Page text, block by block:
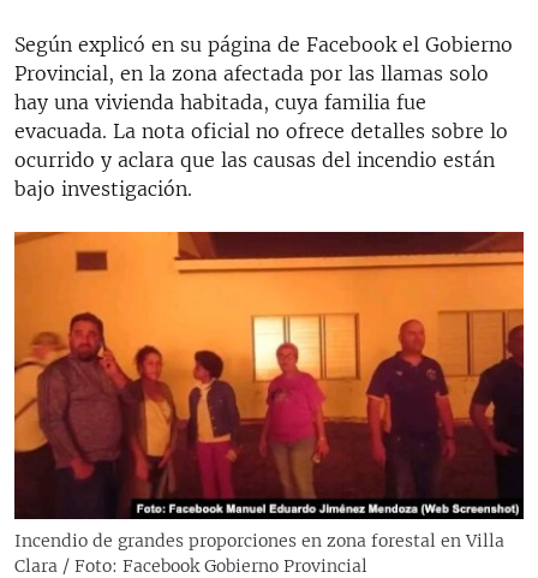
Según explicó en su página de Facebook el Gobierno
Provincial, en la zona afectada por las llamas solo
hay una vivienda habitada, cuya familia fue
evacuada. La nota oficial no ofrece detalles sobre lo
ocurrido y aclara que las causas del incendio están
bajo investigación.
Incendio de grandes proporciones en zona forestal en Villa
Clara / Foto: Facebook Gobierno Provincial